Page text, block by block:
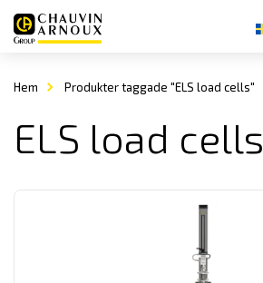
Hem Produkter taggade "ELS load cells"
ELS load cells